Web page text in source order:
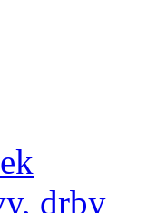
drby